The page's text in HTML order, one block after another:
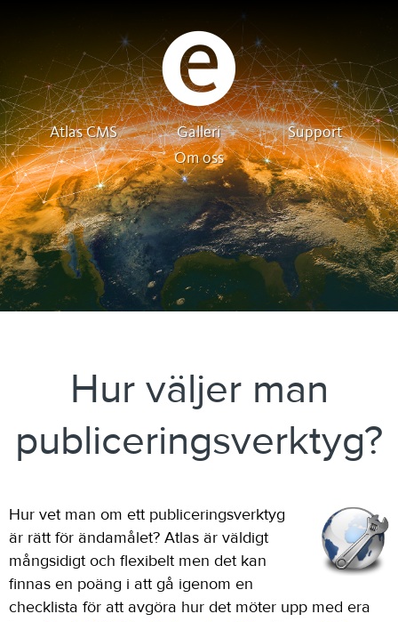
Atlas CMS Galleri
Support
Om oss
Hur väljer man
publiceringsverktyg?
Hur vet man om ett publiceringsverktyg
är rätt för ändamålet? Atlas är väldigt
mångsidigt och flexibelt men det kan
finnas en poäng i att gå igenom en
checklista för att avgöra hur det möter upp med era